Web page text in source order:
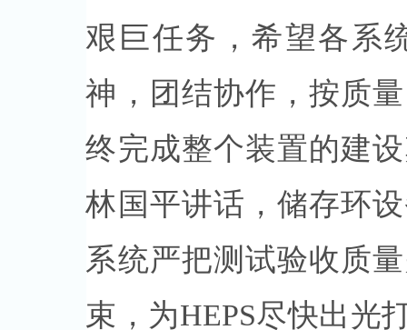
艰巨任务，希望各系
神，团结协作，按质
终完成整个装置的建
林国平讲话，储存环
系统严把测试验收质
束，为HEPS尽快出光